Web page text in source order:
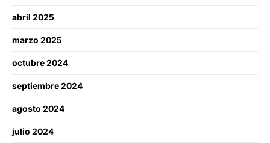
abril 2025
marzo 2025
octubre 2024
septiembre 2024
agosto 2024
julio 2024